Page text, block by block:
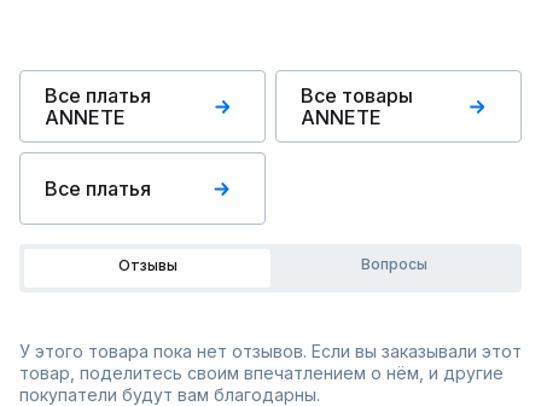
Все платья
ANNETE
Все товары
ANNETE
Все платья
Отзывы Вопросы
У этого товара пока нет отзывов. Если вы заказывали этот
товар, поделитесь своим впечатлением о нём, и другие
покупатели будут вам благодарны.